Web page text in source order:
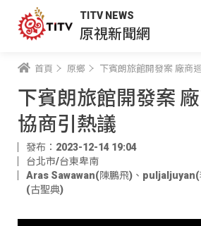
TITV NEWS
原視新聞網
首頁 原鄉 下賓朗旅館開發案 廠商
下賓朗旅館開發案
協商引熱議
發布：2023-12-14 19:04
台北市/台東卑南
Aras Sawawan(陳鵬飛) 、 puljaljuyan(
(古聖典)